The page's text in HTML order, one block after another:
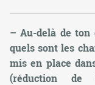
– Au-delà de ton
quels sont les
mis en place
(réduction de